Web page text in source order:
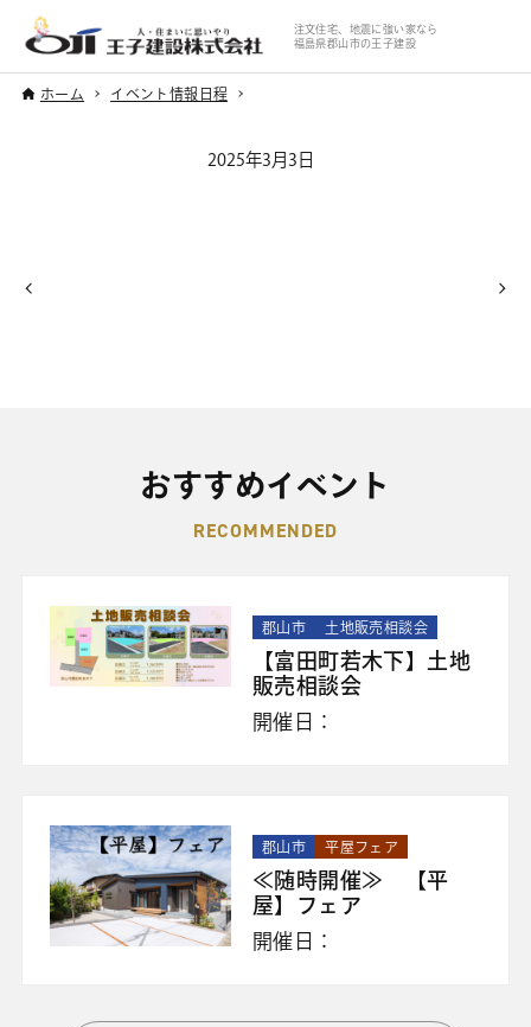
注文住宅、地震に強い家なら
福島県郡山市の王子建設
ホーム イベント情報日程
2025年3月3日
おすすめイベント
RECOMMENDED
郡山市 土地販売相談会
【富田町若木下】土地
販売相談会
開催日：
郡山市 平屋フェア
≪随時開催≫ 【平
屋】フェア
開催日：